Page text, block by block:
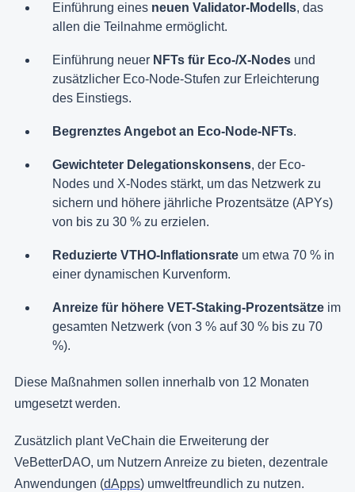
Einführung eines neuen Validator-Modells, das
allen die Teilnahme ermöglicht.
Einführung neuer NFTs für Eco-/X-Nodes und
zusätzlicher Eco-Node-Stufen zur Erleichterung
des Einstiegs.
Begrenztes Angebot an Eco-Node-NFTs.
Gewichteter Delegationskonsens, der Eco-
Nodes und X-Nodes stärkt, um das Netzwerk zu
sichern und höhere jährliche Prozentsätze (APYs)
von bis zu 30 % zu erzielen.
Reduzierte VTHO-Inflationsrate um etwa 70 % in
einer dynamischen Kurvenform.
Anreize für höhere VET-Staking-Prozentsätze im
gesamten Netzwerk (von 3 % auf 30 % bis zu 70
%).
Diese Maßnahmen sollen innerhalb von 12 Monaten
umgesetzt werden.
Zusätzlich plant VeChain die Erweiterung der
VeBetterDAO, um Nutzern Anreize zu bieten, dezentrale
Anwendungen (dApps) umweltfreundlich zu nutzen.